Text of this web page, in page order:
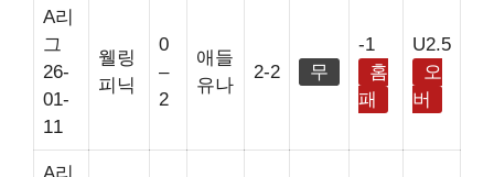
A리
그
26-
01-
11
웰링
피닉
0
–
2
애들
유나
2-2 무
-1
홈
패
U2.5
오
버
A리